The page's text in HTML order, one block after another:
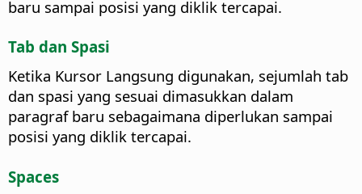
baru sampai posisi yang diklik tercapai.
Tab dan Spasi
Ketika Kursor Langsung digunakan, sejumlah tab
dan spasi yang sesuai dimasukkan dalam
paragraf baru sebagaimana diperlukan sampai
posisi yang diklik tercapai.
Spaces